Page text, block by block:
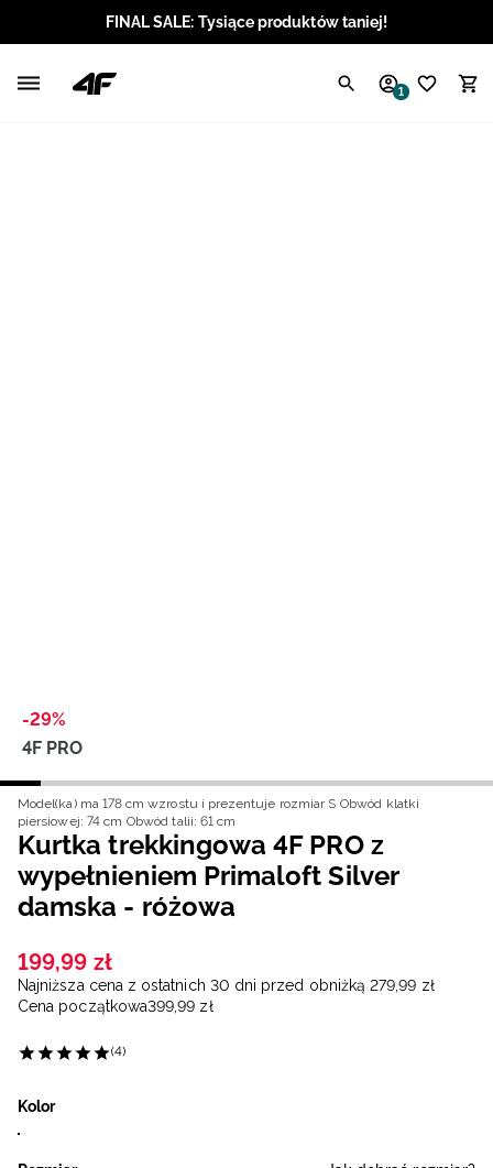
FINAL SALE: Tysiące produktów taniej!
1
-29%
4F PRO
Model(ka) ma 178 cm wzrostu i prezentuje rozmiar S Obwód klatki
piersiowej: 74 cm Obwód talii: 61 cm
Kurtka trekkingowa 4F PRO z
wypełnieniem Primaloft Silver
damska - różowa
199,99 zł
Najniższa cena z ostatnich 30 dni przed obniżką 279,99 zł
Cena początkowa399,99 zł
(4)
Kolor